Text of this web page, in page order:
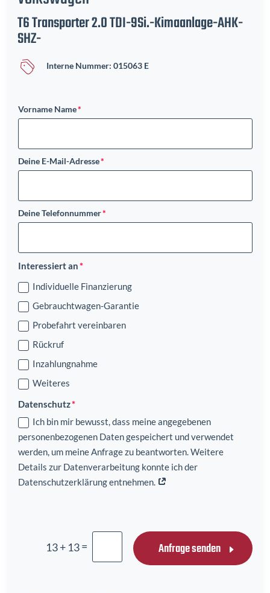
T6 Transporter 2.0 TDI-9Si.-Kimaanlage-AHK-
SHZ-
Interne Nummer: 015063 E
Vorname Name
Deine E-Mail-Adresse
Deine Telefonnummer
Interessiert an
Individuelle Finanzierung
Gebrauchtwagen-Garantie
Probefahrt vereinbaren
Rückruf
Inzahlungnahme
Weiteres
Datenschutz
Ich bin mir bewusst, dass meine angegebenen
personenbezogenen Daten gespeichert und verwendet
werden, um meine Anfrage zu beantworten. Weitere
Details zur Datenverarbeitung konnte ich der
Datenschutzerklärung entnehmen.
13 + 13= Anfrage senden